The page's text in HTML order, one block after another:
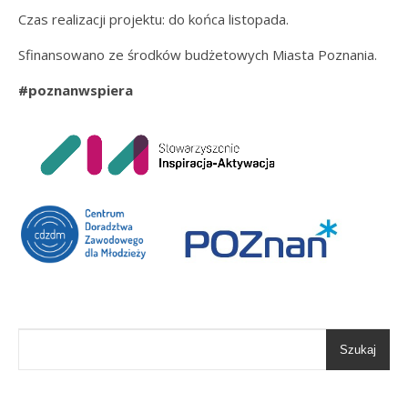
Czas realizacji projektu: do końca listopada.
Sfinansowano ze środków budżetowych Miasta Poznania.
#poznanwspiera
Szukaj